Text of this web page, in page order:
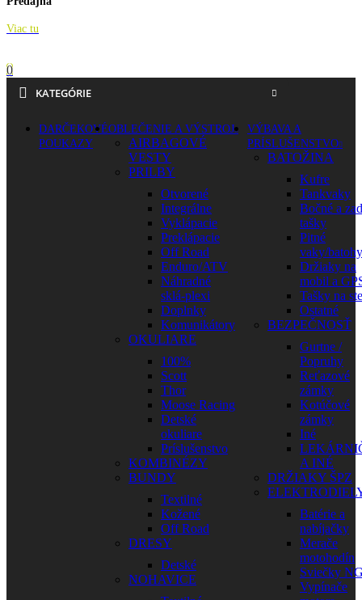
Viac tu
0
KATEGÓRIE
DARČEKOVÉ
POUKAZY
OBLEČENIE A VÝSTROJ
AIRBAGOVÉ
VESTY
PRILBY
Otvorené
Integrálne
Vyklápacie
Preklápacie
Off Road
Enduro/ATV
Náhradné
sklá-plexi
Doplnky
Komunikátory
OKULIARE
100%
Scott
Thor
Moose Racing
Detské
okuliare
Príslušenstvo
KOMBINÉZY
BUNDY
Textilné
Kožené
Off Road
DRESY
Detské
NOHAVICE
VÝBAVA A
PRÍSLUŠENSTVO
BATOŽINA
Kufre
Tankvaky
Bočné a
tašky
Pitné
vaky/batohy
Držiaky na
mobil a
Tašky na
Ostatné
BEZPEČNOSŤ
Gurtne /
Popruhy
Reťazové
zámky
Kotúčové
zámky
Iné
A INÉ
DRŽIAKY ŠPZ
Batérie a
nabíjačky
Merače
motohodín
Sviečky
Vypínače